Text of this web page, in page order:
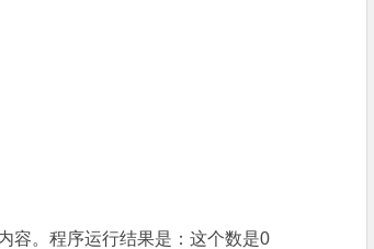
容。程序运行结果是：这个数是0